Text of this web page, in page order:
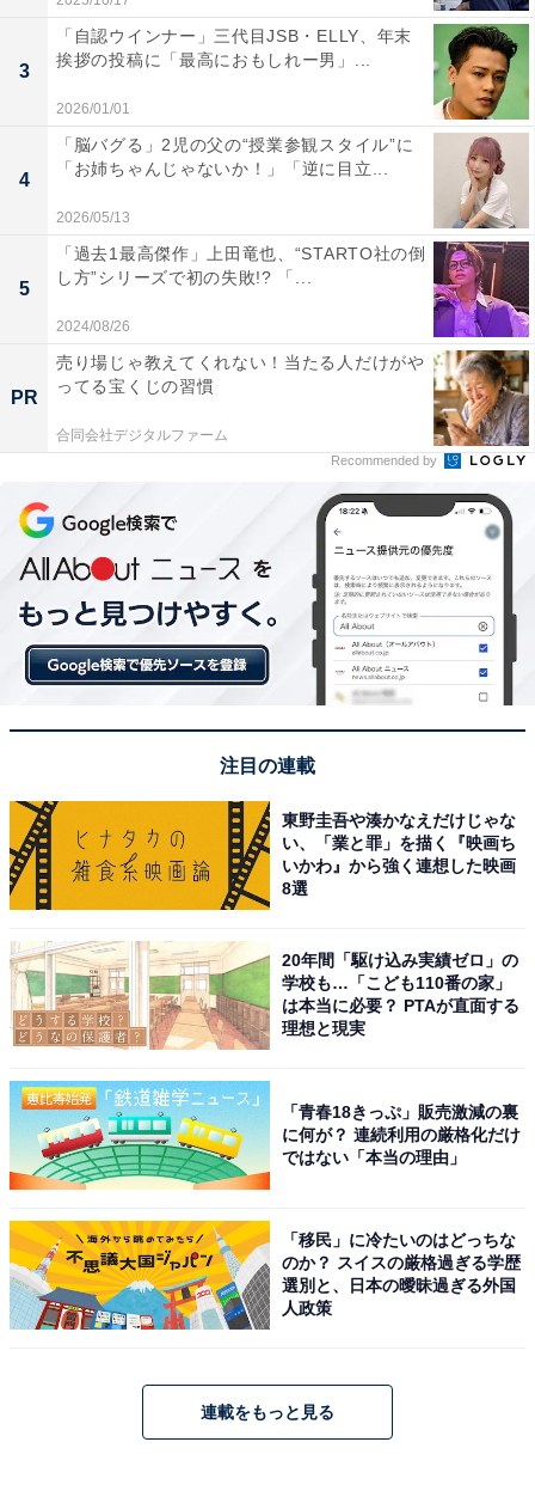
3
「自認ウインナー」三代目JSB・ELLY、年末
挨拶の投稿に「最高におもしれー男」...
2026/01/01
4
「脳バグる」2児の父の“授業参観スタイル”に
「お姉ちゃんじゃないか！」「逆に目立...
2026/05/13
5
「過去1最高傑作」上田竜也、“STARTO社の倒
し方”シリーズで初の失敗!? 「...
2024/08/26
PR
売り場じゃ教えてくれない！当たる人だけがや
ってる宝くじの習慣
合同会社デジタルファーム
Recommended by
注目の連載
東野圭吾や湊かなえだけじゃな
い、「業と罪」を描く『映画ち
いかわ』から強く連想した映画
8選
20年間「駆け込み実績ゼロ」の
学校も…「こども110番の家」
は本当に必要？ PTAが直面する
理想と現実
「青春18きっぷ」販売激減の裏
に何が？ 連続利用の厳格化だけ
ではない「本当の理由」
「移民」に冷たいのはどっちな
のか？ スイスの厳格過ぎる学歴
選別と、日本の曖昧過ぎる外国
人政策
連載をもっと見る